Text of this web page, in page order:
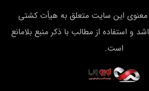
این سایت متعلق به هیأت كشتی
و استفاده از مطالب با ذکر منبع بلامانع
است.